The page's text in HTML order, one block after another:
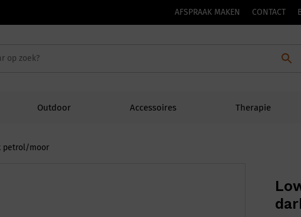
AFSPRAAK MAKEN CONTACT
Outdoor Accessoires Therapie
petrol/moor